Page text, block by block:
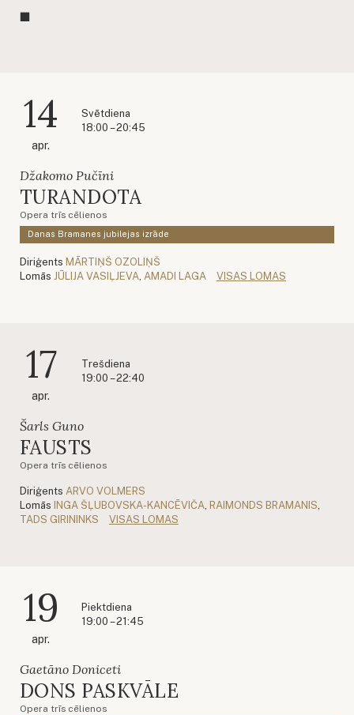
14
apr.
Svētdiena
18:00 – 20:45
Džakomo Pučīni
TURANDOTA
Opera trīs cēlienos
Danas Bramanes jubilejas izrāde
Diriģents MĀRTIŅŠ OZOLIŅŠ
Lomās JŪLIJA VASIĻJEVA AMADI LAGA VISAS LOMAS
17
apr.
Trešdiena
19:00 – 22:40
Šarls Guno
FAUSTS
Opera trīs cēlienos
Diriģents ARVO VOLMERS
Lomās INGA ŠĻUBOVSKA-KANCĒVIČA RAIMONDS BRAMANIS
TADS GIRININKS
VISAS LOMAS
19
apr.
Piektdiena
19:00 – 21:45
Gaetāno Doniceti
DONS PASKVĀLE
Opera trīs cēlienos